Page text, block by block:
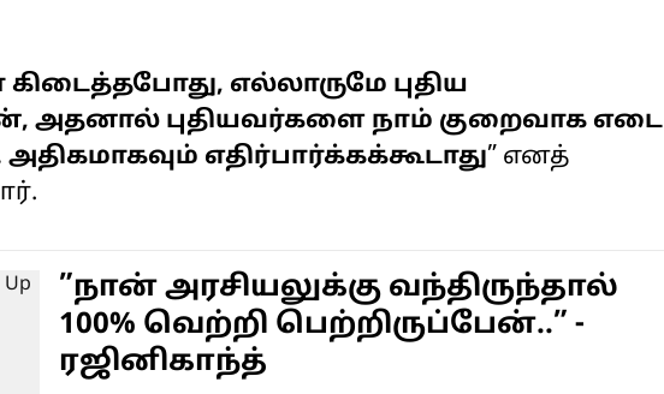
கிடைத்தபோது, எல்லாருமே புதிய
அதனால் புதியவர்களை நாம் குறைவாக எடை
எதிர்பார்க்கக்கூடாது” எனத்
”நான் அரசியலுக்கு வந்திருந்தால்
100% வெற்றி பெற்றிருப்பேன்..” -
ரஜினிகாந்த்